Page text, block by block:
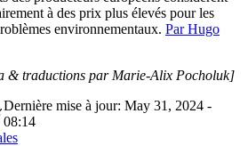
à des prix plus élevés pour les
environnementaux. Par Hugo
& traductions par Marie-Alix Pocholuk]
Dernière mise à jour: May 31, 2024 -
08:14